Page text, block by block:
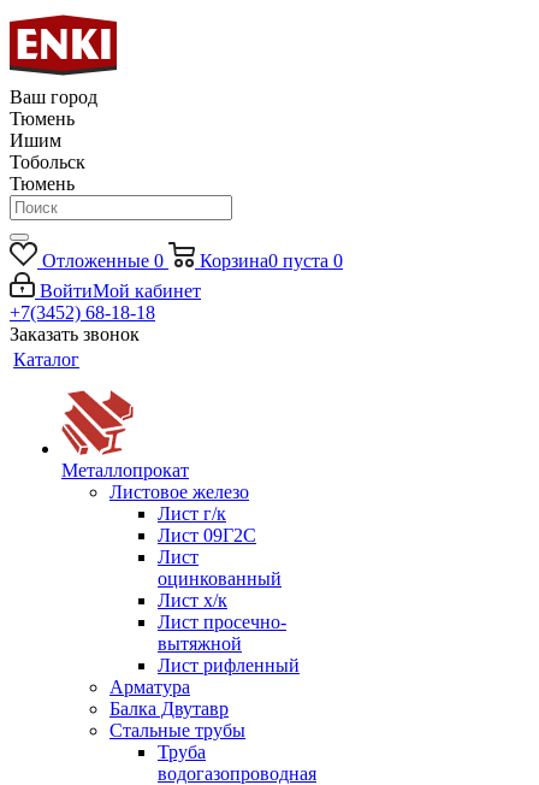
Ваш город
Тюмень
Ишим
Тобольск
Тюмень
Отложенные 0 Корзина0 пуста 0
ВойтиМой кабинет
+7(3452) 68-18-18
Заказать звонок
Каталог
Металлопрокат
Листовое железо
Лист г/к
Лист 09Г2С
Лист
оцинкованный
Лист х/к
Лист просечно-
вытяжной
Лист рифленный
Арматура
Балка Двутавр
Стальные трубы
Труба
водогазопроводная